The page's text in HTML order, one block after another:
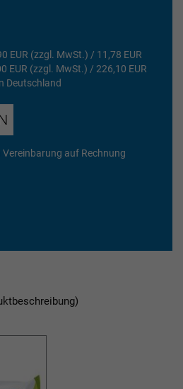
EUR (zzgl. MwSt.) / 11,78 EUR
EUR (zzgl. MwSt.) / 226,10 EUR
Deutschland
auf Rechnung